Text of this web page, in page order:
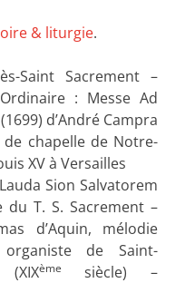
& liturgie.
Saint Sacrement –
: Messe Ad
d’André Campra
chapelle de Notre-
XV à Versailles
Sion Salvatorem
T. S. Sacrement –
d’Aquin, mélodie
organiste de Saint-
ème
siècle) –